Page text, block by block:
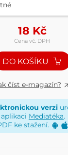
18 Kč
Cena vč. DPH
DO KOŠÍKU
číst e-magazín?
verzi
Mediatéka.
ke stažení.